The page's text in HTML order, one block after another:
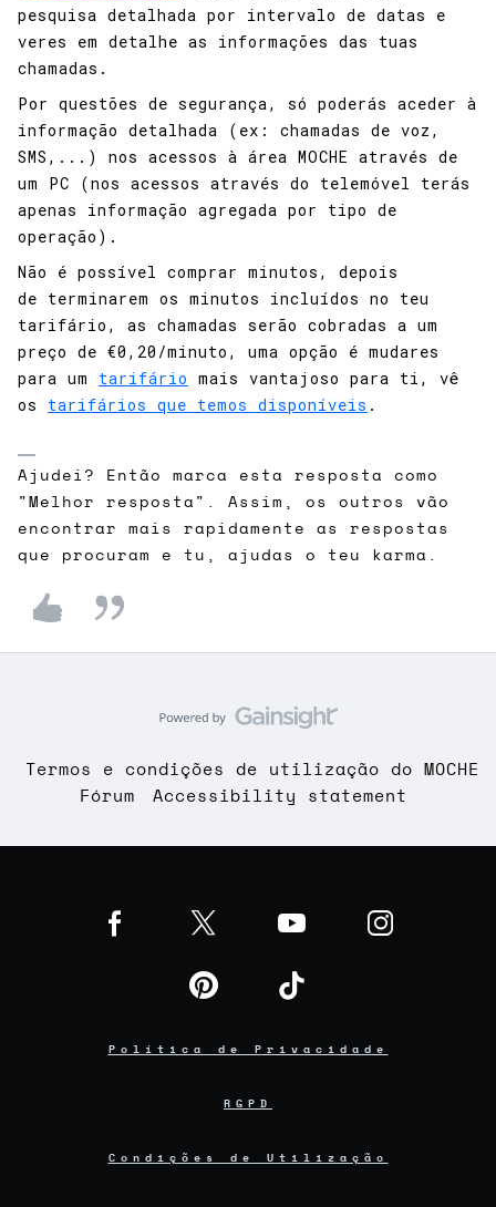
pesquisa detalhada por intervalo de datas e
veres em detalhe as informações das tuas
chamadas.
Por questões de segurança, só poderás aceder à
informação detalhada (ex: chamadas de voz,
SMS,...) nos acessos à área MOCHE através de
um PC (nos acessos através do telemóvel terás
apenas informação agregada por tipo de
operação).
Não é possível comprar minutos, depois
de terminarem os minutos incluídos no teu
tarifário, as chamadas serão cobradas a um
preço de €0,20/minuto, uma opção é mudares
para um tarifário mais vantajoso para ti, vê
os tarifários que temos disponíveis .
Ajudei? Então marca esta resposta como
"Melhor resposta". Assim, os outros vão
encontrar mais rapidamente as respostas
que procuram e tu, ajudas o teu karma.
Termos e condições de utilização do MOCHE
Fórum
Accessibility statement
Política de Privacidade
RGPD
Condições de Utilização